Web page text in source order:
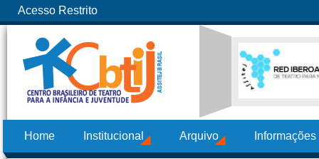
Acesso Restrito
Home Institucional Arquivo